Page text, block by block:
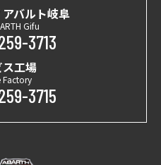
バルト岐阜
Gifu
3713
工場
Factory
3715